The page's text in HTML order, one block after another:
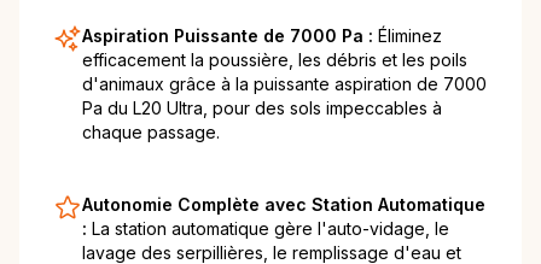
Aspiration Puissante de 7000 Pa : Éliminez
efficacement la poussière, les débris et les poils
d'animaux grâce à la puissante aspiration de 7000
Pa du L20 Ultra, pour des sols impeccables à
chaque passage.
Autonomie Complète avec Station Automatique
: La station automatique gère l'auto-vidage, le
lavage des serpillières, le remplissage d'eau et